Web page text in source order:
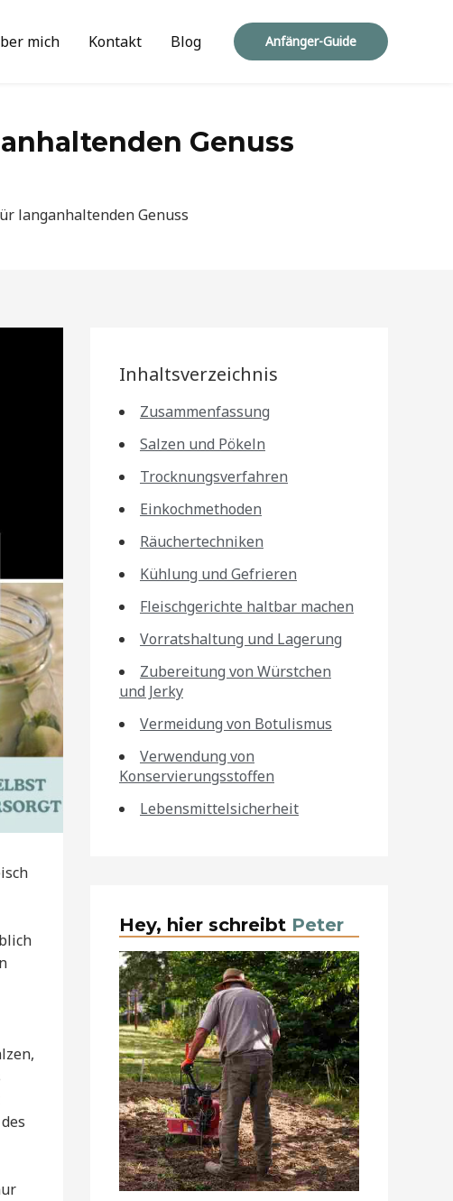
mich Kontakt Blog Anfänger-Guide
Genuss
langanhaltenden Genuss
Inhaltsverzeichnis
Zusammenfassung
Salzen und Pökeln
Trocknungsverfahren
Einkochmethoden
Räuchertechniken
Kühlung und Gefrieren
Fleischgerichte haltbar machen
Vorratshaltung und Lagerung
Zubereitung von Würstchen
und Jerky
Vermeidung von Botulismus
Verwendung von
Konservierungsstoffen
Lebensmittelsicherheit
Hey, hier schreibt Peter